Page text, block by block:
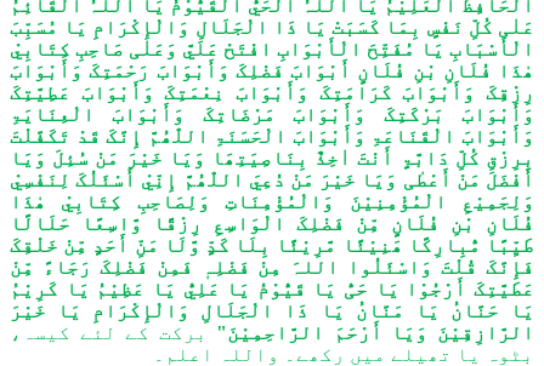
الْحَافِظُ الْعَلِیْمُ یَا اَللہُ الْحَيُّ الْقَیُّوْمُ یَا اَللہُ الْقَائِمُ
عَلٰی کُلِّ نَفْسٍ بِمَا کَسَبَتْ یَا ذَا الْجَلَالِ وَالْإِکْرَامِ یَا مُسَبِّبَ
الْأَسْبَابِ یَا مُفَتِّحَ الْأَبْوَابِ افْتَحْ عَلَيَّ وَعَلٰی صَاحِبِ کِتَابِيْ
ھٰذَا فُلَانِ بْنِ فُلَانٍ أَبْوَابَ فَضْلِکَ وَأَبْوَابَ رَحْمَتِکَ وَأَبْوَابَ
رِزْقِکَ وَأَبْوَابَ کَرَامَتِکَ وَأَبْوَابَ نِعْمَتِکَ وَأَبْوَابَ عَطِیَّتِکَ
وَأَبْوَابَ بَرْکَتِکَ وَأَبْوَابَ مَرْضَاتِکَ وَأَبْوَابَ الْعِنَایَۃِ
وَأَبْوَابَ الْقَنَاعَۃِ وَأَبْوَابَ الْحَسَنَۃِ اللّٰھُمَّ إِنَّکَ قَدْ تَکَفَّلْتَ
بِرِزْقِ کُلِّ دَابَّۃٍ أَنْتَ اٰخِذٌ بِنَاصِیَتِھَا وَیَا خَیْرَ مَنْ سُئِلَ وَیَا
أَفْضَلَ مَنْ أَعْطٰی وَیَا خَیْرَ مَنْ دُعِيَ اللّٰھُمَّ إِنِّيْ أَسْئَلُکَ لِنَفْسِيْ
وَلِجَمِیْعِ الْمُؤْمِنِیْنَ وَالْمُؤْمِنَاتِ وَلِصَاحِبِ کِتَابِيْ ھٰذَا
فُلَانِ بْنِ فُلَانٍ مِّنْ فَضْلِکَ الْوَاسِعِ رِزْقًا وَّاسِعًا حَلَالًا
طَیِّبًا مُّبِارِکًا ھَنِیْئًا مَّرِیْئًا بِلَا کَدٍّ وَّلَا مَنِّ أَحَدٍ مِّنْ خَلْقِکَ
فَإِنَّکَ قُلْتَ وَاسْئَلُوا اللہَ مِنْ فَضْلِہٖ فَمِنْ فَضْلِکَ رَجَاءً مِّنْ
عَطَیَّتِکَ أَرْجُوْا یَا حَیُّ یَا قَیُّوْمُ یَا عَلِيُّ یَا عَظِیْمُ یَا کَرِیْمُ
یَا حَنَّانُ یَا مَنَّانُ یَا ذَا الْجَلَالِ وَالْإِکْرَامِ یَا خَیْرَ
الرَّازِقِیْنَ وَیَا أَرْحَمَ الرَّاحِمِیْنَ" برکت کے لئے کیسہ،
بٹوہ یا تھیلے میں رکھے۔ واللہ اعلم۔